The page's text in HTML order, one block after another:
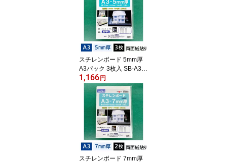
ード 発泡ボード 建築模
型 POP ポップ 工作 看板
展示 のりなし 白
スチレンボード 5mm厚
A3パック 3枚入 SB-A3-5
P【最短営業日発送】45
0×300×5mm 光栄堂 発泡
スチロール 板 パネル ボ
ード 発泡ボード 建築模
型 POP ポップ 工作 看板
展示 のりなし 白
1,166円
スチレンボード 7mm厚